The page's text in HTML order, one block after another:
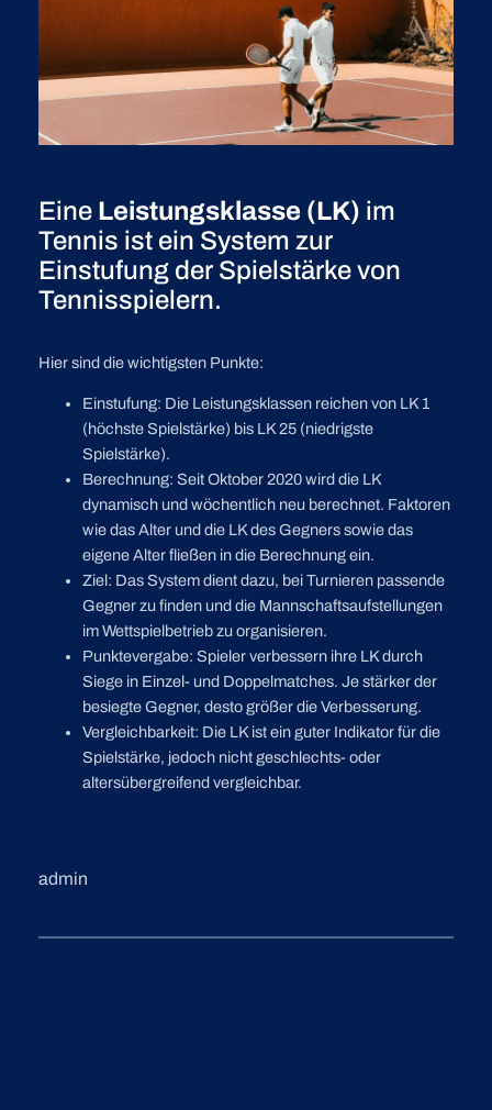
Eine Leistungsklasse (LK) im
Tennis ist ein System zur
Einstufung der Spielstärke von
Tennisspielern.
Hier sind die wichtigsten Punkte:
Einstufung: Die Leistungsklassen reichen von LK 1
(höchste Spielstärke) bis LK 25 (niedrigste
Spielstärke).
Berechnung: Seit Oktober 2020 wird die LK
dynamisch und wöchentlich neu berechnet. Faktoren
wie das Alter und die LK des Gegners sowie das
eigene Alter fließen in die Berechnung ein.
Ziel: Das System dient dazu, bei Turnieren passende
Gegner zu finden und die Mannschaftsaufstellungen
im Wettspielbetrieb zu organisieren.
Punktevergabe: Spieler verbessern ihre LK durch
Siege in Einzel- und Doppelmatches. Je stärker der
besiegte Gegner, desto größer die Verbesserung.
Vergleichbarkeit: Die LK ist ein guter Indikator für die
Spielstärke, jedoch nicht geschlechts- oder
altersübergreifend vergleichbar.
admin